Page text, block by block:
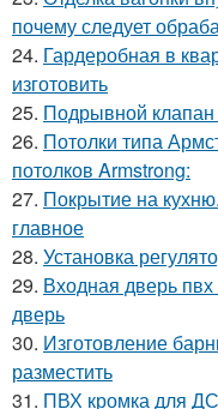
почему следует
24. Гардеробная в
изготовить
25. Подрывной
26. Потолки типа
потолков Armstrong:
27. Покрытие на
главное
28. Установка
29. Входная дверь
дверь
30. Изготовление
разместить
31. ПВХ кромка для